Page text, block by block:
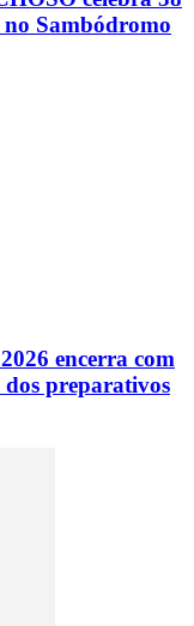
Sambódromo
encerra com
preparativos